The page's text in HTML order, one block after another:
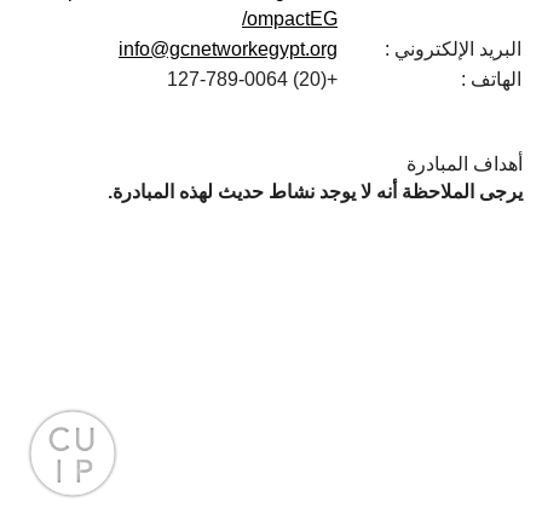
ompactEG/
البريد الإلكتروني :
info@gcnetworkegypt.org
الهاتف :
+(20) 127-789-0064
أهداف المبادرة
يرجى الملاحظة أنه لا يوجد نشاط حديث لهذه المبادرة.